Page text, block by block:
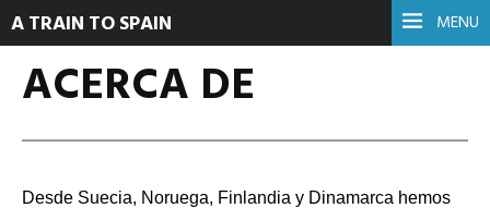
MENU
A TRAIN TO SPAIN
ACERCA DE
Desde Suecia, Noruega, Finlandia y Dinamarca hemos